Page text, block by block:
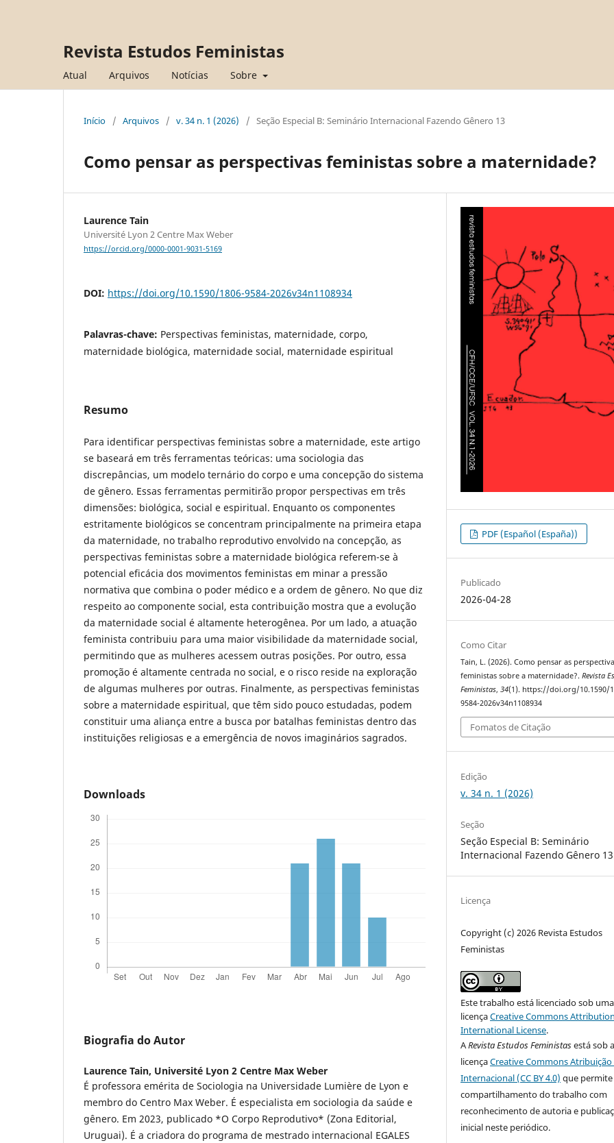
Revista Estudos Feministas
Atual Arquivos Notícias Sobre
Início / Arquivos / v. 34 n. 1 (2026) / Seção Especial B: Seminário Internacional Fazendo Gênero 13
Como pensar as perspectivas feministas sobre a maternidade?
Laurence Tain
Université Lyon 2 Centre Max Weber
https://orcid.org/0000-0001-9031-5169
DOI: https://doi.org/10.1590/1806-9584-2026v34n1108934
Palavras-chave: Perspectivas feministas, maternidade, corpo,
maternidade biológica, maternidade social, maternidade espiritual
Resumo
Para identificar perspectivas feministas sobre a maternidade, este artigo
se baseará em três ferramentas teóricas: uma sociologia das
discrepâncias, um modelo ternário do corpo e uma concepção do sistema
de gênero. Essas ferramentas permitirão propor perspectivas em três
dimensões: biológica, social e espiritual. Enquanto os componentes
estritamente biológicos se concentram principalmente na primeira etapa
da maternidade, no trabalho reprodutivo envolvido na concepção, as
perspectivas feministas sobre a maternidade biológica referem-se à
potencial eficácia dos movimentos feministas em minar a pressão
normativa que combina o poder médico e a ordem de gênero. No que diz
respeito ao componente social, esta contribuição mostra que a evolução
da maternidade social é altamente heterogênea. Por um lado, a atuação
feminista contribuiu para uma maior visibilidade da maternidade social,
permitindo que as mulheres acessem outras posições. Por outro, essa
promoção é altamente centrada no social, e o risco reside na exploração
de algumas mulheres por outras. Finalmente, as perspectivas feministas
sobre a maternidade espiritual, que têm sido pouco estudadas, podem
constituir uma aliança entre a busca por batalhas feministas dentro das
instituições religiosas e a emergência de novos imaginários sagrados.
Downloads
Biografia do Autor
Laurence Tain, Université Lyon 2 Centre Max Weber
É professora emérita de Sociologia na Universidade Lumière de Lyon e
membro do Centro Max Weber. É especialista em sociologia da saúde e
gênero. Em 2023, publicado *O Corpo Reprodutivo* (Zona Editorial,
Uruguai). É a criadora do programa de mestrado internacional EGALES
PDF (Español (España))
Publicado
2026-04-28
Como Citar
Tain, L. (2026). Como pensar as
feministas sobre a maternidade?.Revista
Feministas,34(1). https://doi.org/10.1590/
9584-2026v34n1108934
Fomatos de Citação
Edição
v. 34 n. 1 (2026)
Seção
Seção Especial B: Seminário
Internacional Fazendo Gênero 13
Licença
Copyright (c) 2026 Revista Estudos
Feministas
Este trabalho está licenciado sob uma
licençaCreative Commons
International License.
ARevista Estudos Feministasestá sob a
licençaCreative Commons Atribuição
Internacional (CC BY 4.0) que
compartilhamento do trabalho com
reconhecimento de autoria e
inicial neste periódico.